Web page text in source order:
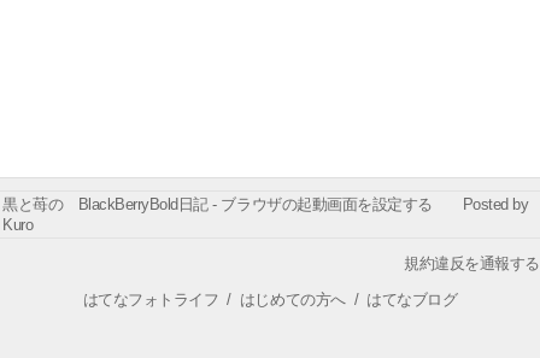
黒と苺の BlackBerryBold日記 - ブラウザの起動画面を設定する Posted by
Kuro
規約違反を通報する
はてなフォトライフ / はじめての方へ/ はてなブログ